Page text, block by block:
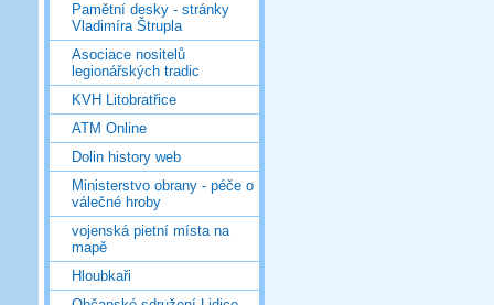
Pamětní desky - stránky
Vladimíra Štrupla
Asociace nositelů
legionářských tradic
KVH Litobratřice
ATM Online
Dolin history web
Ministerstvo obrany - péče o
válečné hroby
vojenská pietní místa na
mapě
Hloubkaři